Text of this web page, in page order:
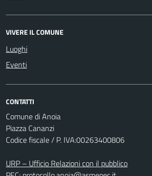
VIVERE IL COMUNE
Luoghi
Eventi
CONTATTI
Comune di Anoia
Piazza Cananzi
Codice fiscale / P. IVA:00263400806
URP – Ufficio Relazioni con il pubblico